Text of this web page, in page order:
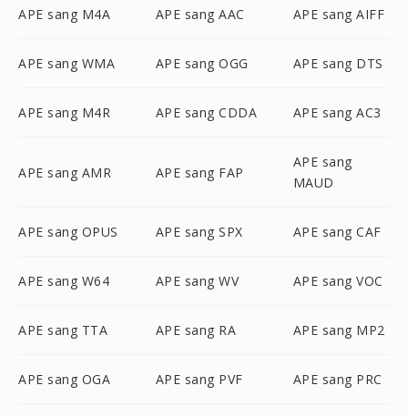
APE sang M4A APE sang AAC APE sang AIFF
APE sang WMA APE sang OGG APE sang DTS
APE sang M4R APE sang CDDA APE sang AC3
APE sang AMR APE sang FAP
APE sang
MAUD
APE sang OPUS APE sang SPX APE sang CAF
APE sang W64 APE sang WV APE sang VOC
APE sang TTA APE sang RA APE sang MP2
APE sang OGA APE sang PVF APE sang PRC